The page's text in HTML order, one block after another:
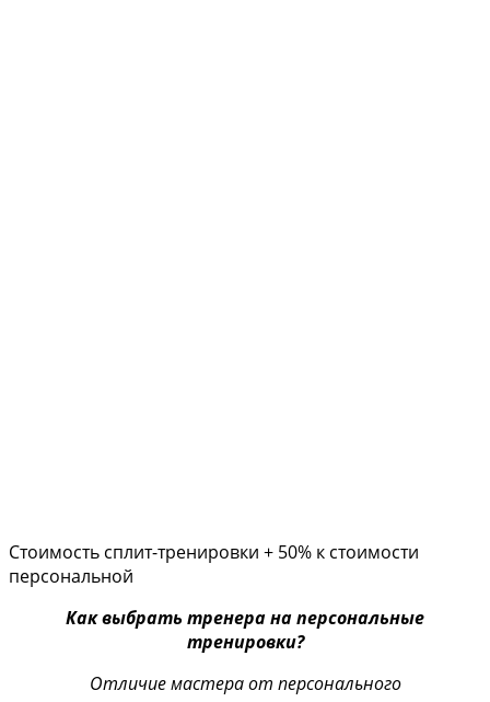
Стоимость сплит-тренировки + 50% к стоимости
персональной
Как выбрать тренера на персональные
тренировки?
Отличие мастера от персонального